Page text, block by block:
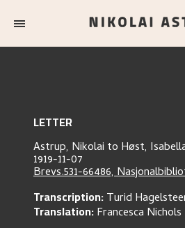
LETTER
Astrup, Nikolai to Høst,
1919-11-07
Brevs.531-66486,
Transcription:Turid
Translation:Francesca Nichols